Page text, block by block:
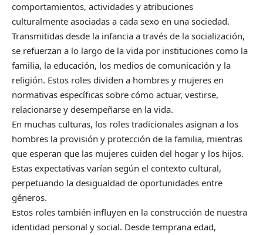
comportamientos, actividades y atribuciones
culturalmente asociadas a cada sexo en una sociedad.
Transmitidas desde la infancia a través de la socialización,
se refuerzan a lo largo de la vida por instituciones como la
familia, la educación, los medios de comunicación y la
religión. Estos roles dividen a hombres y mujeres en
normativas específicas sobre cómo actuar, vestirse,
relacionarse y desempeñarse en la vida.
En muchas culturas, los roles tradicionales asignan a los
hombres la provisión y protección de la familia, mientras
que esperan que las mujeres cuiden del hogar y los hijos.
Estas expectativas varían según el contexto cultural,
perpetuando la desigualdad de oportunidades entre
géneros.
Estos roles también influyen en la construcción de nuestra
identidad personal y social. Desde temprana edad,